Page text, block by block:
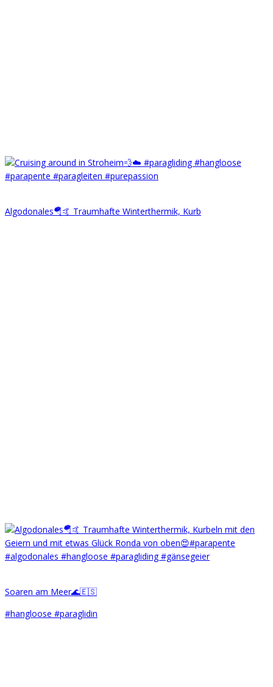
Algodonales🪂🤙 Traumhafte Winterthermik, Kurb
Soaren am Meer🌊🇪🇸
#hangloose #paraglidin